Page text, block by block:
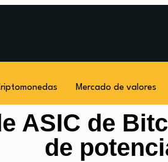
Mercado de valores
ASIC de
de